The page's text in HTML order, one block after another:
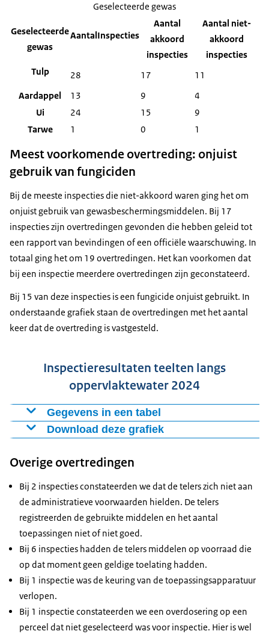
Geselecteerde gewas
Geselecteerde
gewas
AantalInspecties
Aantal
akkoord
inspecties
Aantal niet-
akkoord
inspecties
Tulp
28 17
11
Aardappel
13 9
4
Ui
24 15
9
Tarwe
1 0 1
Meest voorkomende overtreding: onjuist
gebruik van fungiciden
Bij de meeste inspecties die niet-akkoord waren ging het om
onjuist gebruik van gewasbeschermingsmiddelen. Bij 17
inspecties zijn overtredingen gevonden die hebben geleid tot
een rapport van bevindingen of een officiële waarschuwing. In
totaal ging het om 19 overtredingen. Het kan voorkomen dat
bij een inspectie meerdere overtredingen zijn geconstateerd.
Bij 15 van deze inspecties is een fungicide onjuist gebruikt. In
onderstaande grafiek staan de overtredingen met het aantal
keer dat de overtreding is vastgesteld.
Inspectieresultaten teelten langs
oppervlaktewater 2024
Gegevens in een tabel
Overtredingen bij gebruik van
Te vaak
8
Niet toegelaten
6
Overdosering
2
Onjuiste
interval
1
Niet toegelaten
1
Tank niet goed
gereinigd
1
Download deze grafiek
Download CSV-bestand
Overige overtredingen
Bij 2 inspecties constateerden we dat de telers zich niet aan
de administratieve voorwaarden hielden. De telers
registreerden de gebruikte middelen en het aantal
toepassingen niet of niet goed.
Bij 6 inspecties hadden de telers middelen op voorraad die
op dat moment geen geldige toelating hadden.
Bij 1 inspectie was de keuring van de toepassingsapparatuur
verlopen.
Bij 1 inspectie constateerden we een overdosering op een
perceel dat niet geselecteerd was voor inspectie. Hier is wel